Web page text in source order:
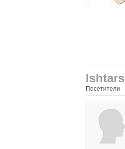
Ishtars
Посетители